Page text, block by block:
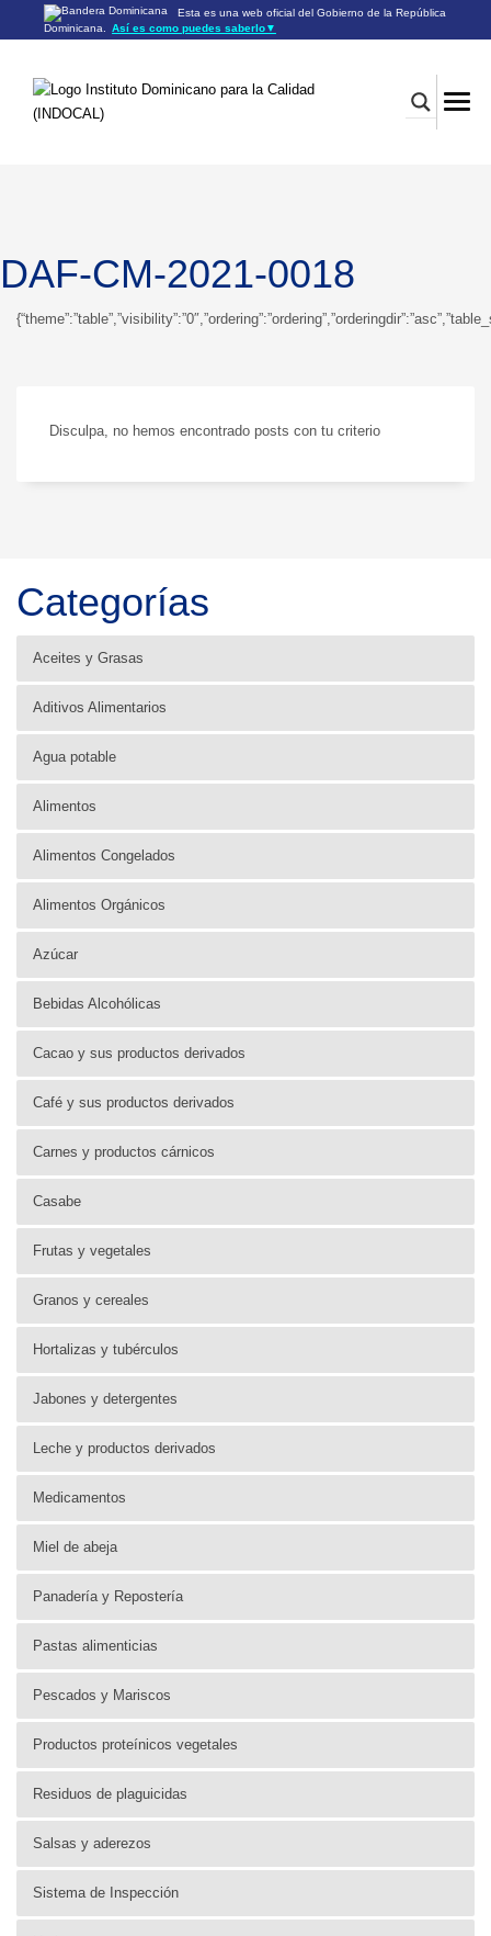
Esta es una web oficial del Gobierno de la República
Dominicana.
Así es como puedes saberlo▼
Los sitios web oficiales utilizan .gob.do o .gov.do
Los sitios web oficiales .gob.do o .gov.do seguros utilizan
HTTPS
DAF-CM-2021-0018
Disculpa, no hemos encontrado posts con tu criterio
Categorías
Aceites y Grasas
Aditivos Alimentarios
Agua potable
Alimentos
Alimentos Congelados
Alimentos Orgánicos
Azúcar
Bebidas Alcohólicas
Cacao y sus productos derivados
Café y sus productos derivados
Carnes y productos cárnicos
Casabe
Frutas y vegetales
Granos y cereales
Hortalizas y tubérculos
Jabones y detergentes
Leche y productos derivados
Medicamentos
Miel de abeja
Panadería y Repostería
Pastas alimenticias
Pescados y Mariscos
Productos proteínicos vegetales
Residuos de plaguicidas
Salsas y aderezos
Sistema de Inspección